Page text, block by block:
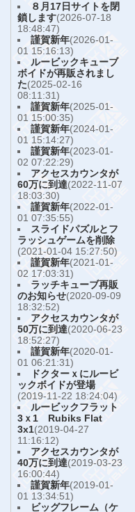
８月17日サイトを閉
鎖します(2026-07-18
18:48:47)
謹賀新年(2026-01-
01 15:16:13)
ルービックキューブ
ボイドが再販されまし
た(2025-02-16
08:11:31)
謹賀新年(2025-01-
01 15:00:35)
謹賀新年(2024-01-
01 15:14:27)
謹賀新年(2023-01-
02 07:22:29)
アクセスカウンタが
60万に到達(2022-11-07
18:03:30)
謹賀新年(2022-01-
01 07:35:55)
スライドパズルとフ
ラッシュゲームを削除
(2021-01-04 15:27:50)
謹賀新年(2021-01-
02 17:03:31)
ラッチキューブ再販
のお知らせ(2020-09-09
18:32:52)
アクセスカウンタが
50万に到達(2020-06-23
18:52:27)
謹賀新年(2020-01-
01 06:21:31)
ドクターｘにルービ
ックボイドが登場
(2019-11-22 18:24:04)
ルービックフラット
3ｘ1 Rubiks Flat
3x1(2019-04-27
11:16:12)
アクセスカウンタが
40万に到達(2019-03-23
16:00:44)
謹賀新年(2019-01-
01 13:34:51)
ビッグフレーム（ケ